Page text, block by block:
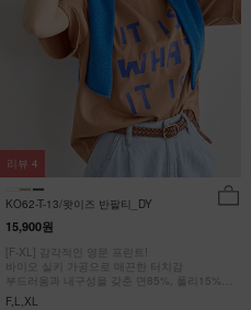
KO62-T-13/왓이즈 반팔티_DY
15,900원
[F-XL] 감각적인 영문 프린트!
바이오 실키 가공으로 매끈한 터치감
부드러움과 내구성을 갖춘 면85%, 폴리15%
#NAK MADE.
F,L,XL
리뷰 4